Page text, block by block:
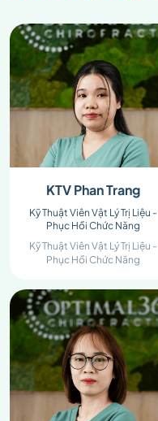
KTV Phan Trang
Kỹ Thuật Viên Vật Lý Trị Liệu -
Phục Hồi Chức Năng
Kỹ Thuật Viên Vật Lý Trị Liệu -
Phục Hồi Chức Năng